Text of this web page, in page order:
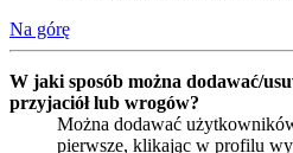
Na górę
W jaki sposób można dodawać/
przyjaciół lub wrogów?
Można dodawać
pierwsze, klikając w profilu